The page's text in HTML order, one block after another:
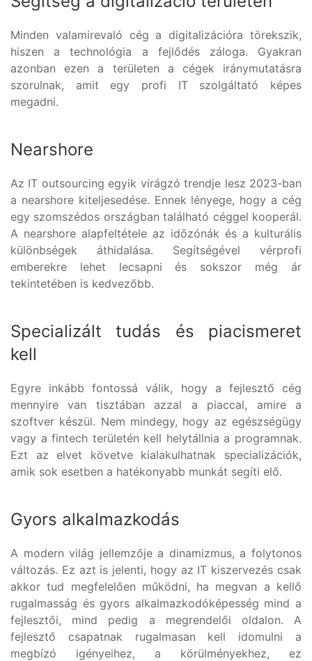
Minden valamirevaló cég a digitalizációra törekszik,
hiszen a technológia a fejlődés záloga. Gyakran
azonban ezen a területen a cégek iránymutatásra
szorulnak, amit egy profi IT szolgáltató képes
megadni.
Nearshore
Az IT outsourcing egyik virágzó trendje lesz 2023-ban
a nearshore kiteljesedése. Ennek lényege, hogy a cég
egy szomszédos országban található céggel kooperál.
A nearshore alapfeltétele az időzónák és a kulturális
különbségek áthidalása. Segítségével vérprofi
emberekre lehet lecsapni és sokszor még ár
tekintetében is kedvezőbb.
Specializált tudás és piacismeret
kell
Egyre inkább fontossá válik, hogy a fejlesztő cég
mennyire van tisztában azzal a piaccal, amire a
szoftver készül. Nem mindegy, hogy az egészségügy
vagy a fintech területén kell helytállnia a programnak.
Ezt az elvet követve kialakulhatnak specializációk,
amik sok esetben a hatékonyabb munkát segíti elő.
Gyors alkalmazkodás
A modern világ jellemzője a dinamizmus, a folytonos
változás. Ez azt is jelenti, hogy az IT kiszervezés csak
akkor tud megfelelően működni, ha megvan a kellő
rugalmasság és gyors alkalmazkodóképesség mind a
fejlesztői, mind pedig a megrendelői oldalon. A
fejlesztő csapatnak rugalmasan kell idomulni a
megbízó igényeihez, a körülményekhez, ez